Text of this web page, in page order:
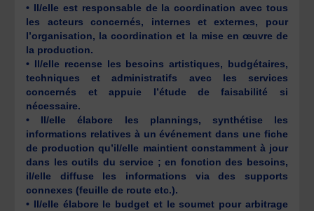
• Il/elle est responsable de la coordination avec tous
les acteurs concernés, internes et externes, pour
l’organisation, la coordination et la mise en œuvre de
la production.
• Il/elle recense les besoins artistiques, budgétaires,
techniques et administratifs avec les services
concernés et appuie l’étude de faisabilité si
nécessaire.
• Il/elle élabore les plannings, synthétise les
informations relatives à un événement dans une fiche
de production qu’il/elle maintient constamment à jour
dans les outils du service ; en fonction des besoins,
il/elle diffuse les informations via des supports
connexes (feuille de route etc.).
• Il/elle élabore le budget et le soumet pour arbitrage